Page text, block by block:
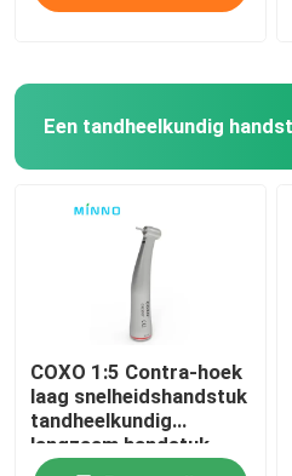
COXO 1:5 Contra-hoek
laag snelheidshandstuk
tandheelkundig
langzaam handstuk
CX235-C7-4